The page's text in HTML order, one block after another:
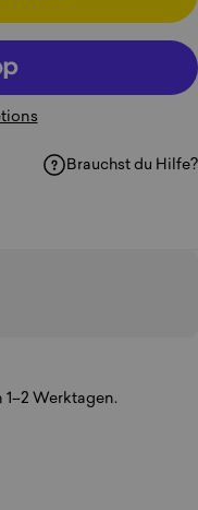
Brauchst du Hilfe?
Werktagen.